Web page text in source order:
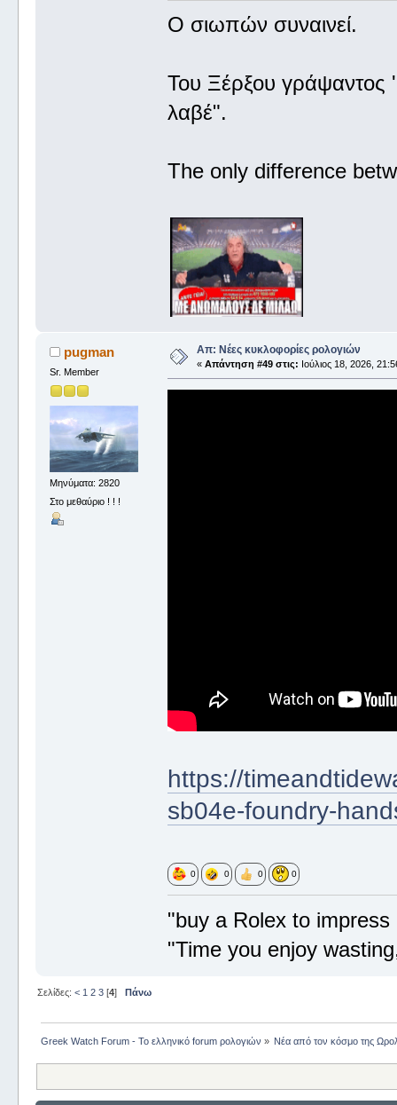
Ο σιωπών συναινεί.
Του Ξέρξου
λαβέ".
The only difference
pugman
Sr. Member
Μηνύματα: 2820
Στο μεθαύριο ! ! !
Απ: Νέες κυκλοφορίες ρολογιών
« Απάντηση #49 στις: Ιούλιος 18, 2026,
https://
sb04e-foundry-
0 0 0 0
"buy a Rolex to
"Time you enjoy
Σελίδες: < 1 2 3[4] Πάνω
Greek Watch Forum - Το ελληνικό forum ρολογιών » Νέα από τον κόσμο της